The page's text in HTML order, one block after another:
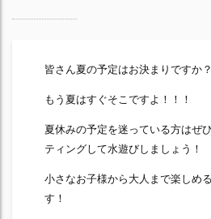
皆さん夏の予定はお決まりですか？
もう夏はすぐそこですよ！！！
夏休みの予定を迷っている方はぜ
ティングして水遊びしましょう！
小さなお子様から大人まで楽しめ
す！